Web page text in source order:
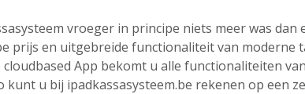
vroeger in principe niets meer was
prijs en uitgebreide functionaliteit van
App bekomt u alle functionaliteiten
u bij ipadkassasysteem.be rekenen op een